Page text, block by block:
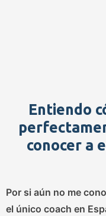
Entiendo
conocer a
Por si aún no me
el único coach en